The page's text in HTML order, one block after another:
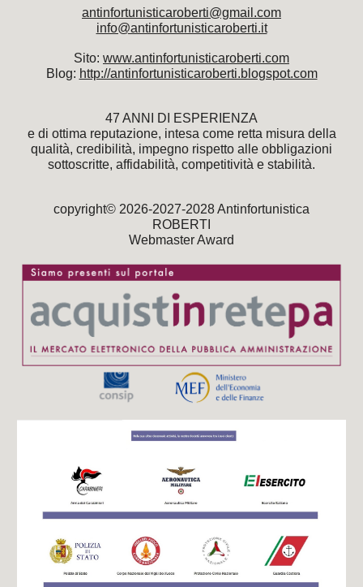
antinfortunisticaroberti@gmail.com
info@antinfortunisticaroberti.it
Sito: www.antinfortunisticaroberti.com
Blog: http://antinfortunisticaroberti.blogspot.com
47 ANNI DI ESPERIENZA
e di ottima reputazione, intesa come retta misura della
qualità, credibilità, impegno rispetto alle obbligazioni
sottoscritte, affidabilità, competitività e stabilità.
copyright© 2026-2027-2028 Antinfortunistica
ROBERTI
Webmaster Award